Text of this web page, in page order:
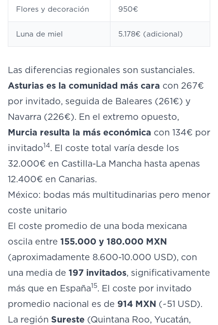
Flores y decoración 950€
Luna de miel 5.178€ (adicional)
Las diferencias regionales son sustanciales.
Asturias es la comunidad más cara con 267€
por invitado, seguida de Baleares (261€) y
Navarra (226€). En el extremo opuesto,
Murcia resulta la más económica con 134€ por
invitado14. El coste total varía desde los
32.000€ en Castilla-La Mancha hasta apenas
12.400€ en Canarias.
México: bodas más multitudinarias pero menor
coste unitario
El coste promedio de una boda mexicana
oscila entre 155.000 y 180.000 MXN
(aproximadamente 8.600-10.000 USD), con
una media de 197 invitados, significativamente
más que en España15. El coste por invitado
promedio nacional es de 914 MXN (~51 USD).
La región Sureste (Quintana Roo, Yucatán,